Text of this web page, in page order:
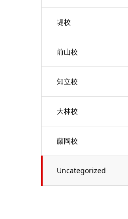
堤校
前山校
知立校
大林校
藤岡校
Uncategorized